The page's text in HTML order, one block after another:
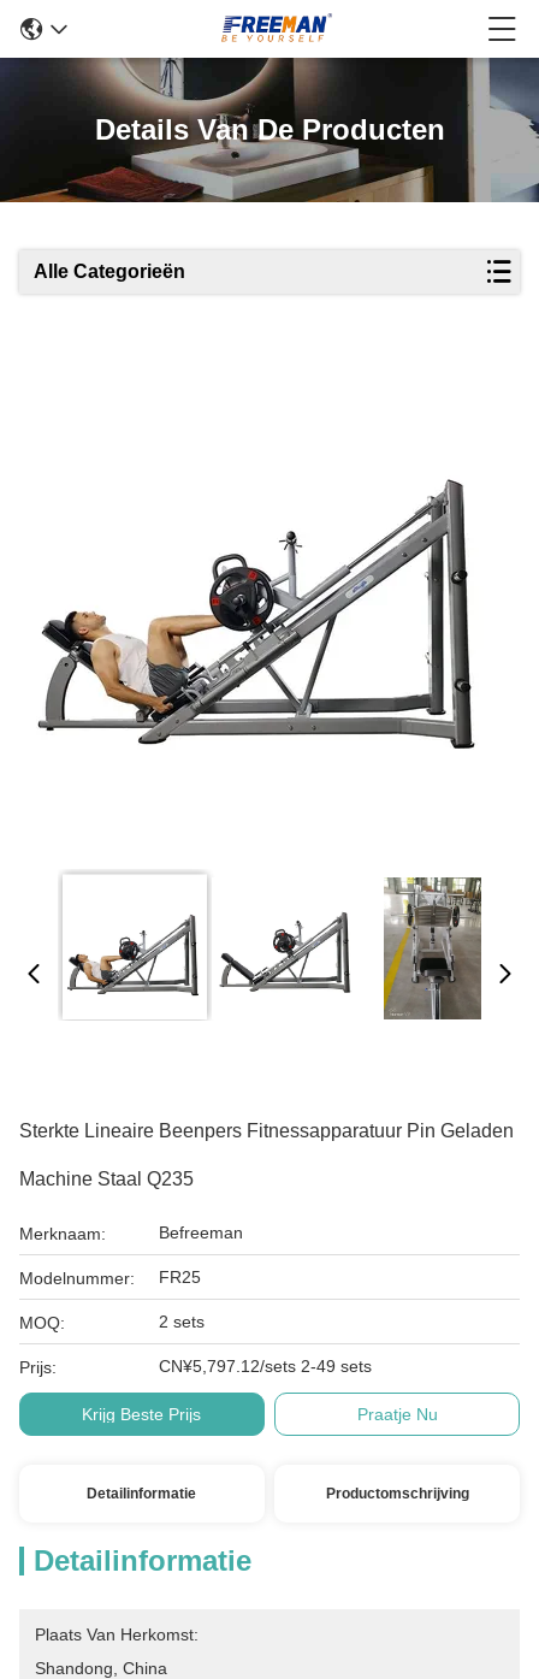
Details Van De Producten
Alle Categorieën
Sterkte Lineaire Beenpers Fitnessapparatuur Pin Geladen
Machine Staal Q235
Merknaam: Befreeman
Modelnummer: FR25
MOQ: 2 sets
Prijs: CN¥5,797.12/sets 2-49 sets
Krijg Beste Prijs Praatje Nu
Detailinformatie Productomschrijving
Detailinformatie
Plaats Van Herkomst:
Shandong, China